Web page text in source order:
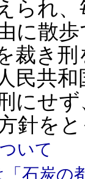
られ
に散
裁き刑
民共
にせ
針を
いて
石炭の